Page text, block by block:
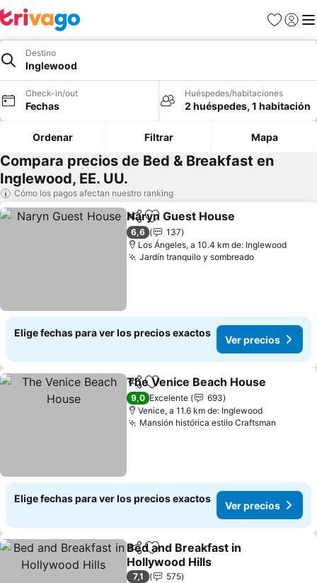
Favoritos
Iniciar
Destino
Inglewood
Check-in/out
Fechas
Huéspedes/habitaciones
2 huéspedes, 1 habitación
Ordenar Filtrar Mapa
Compara precios de Bed & Breakfast en
Inglewood, EE. UU.
Cómo los pagos afectan nuestro ranking
CompartirAgregar a favoritos
Naryn Guest House
6,6
137
Los Ángeles, a 10.4 km de: Inglewood
Jardín tranquilo y sombreado
Elige fechas para ver los precios exactos
Ver precios
Compartir
Agregar a favoritos
The Venice Beach House
9,0 Excelente
693
Venice, a 11.6 km de: Inglewood
Mansión histórica estilo Craftsman
Elige fechas para ver los precios exactos
Ver precios
CompartirAgregar a favoritos
Bed and Breakfast in
Hollywood Hills
7,1
575